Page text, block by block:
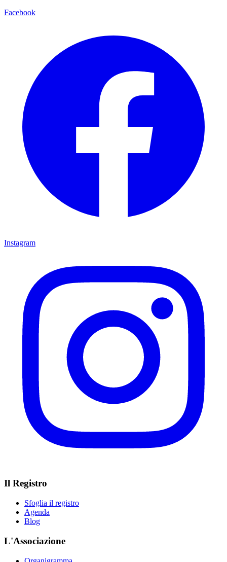
Facebook
Instagram
Il Registro
Sfoglia il registro
Agenda
Blog
L'Associazione